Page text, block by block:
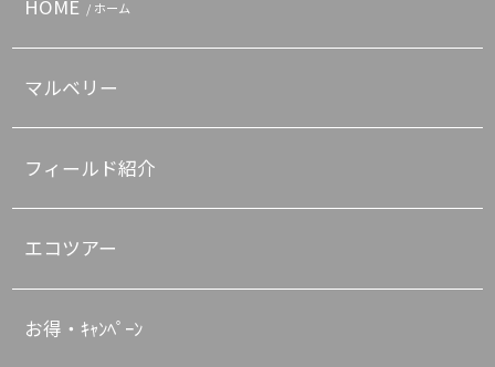
HOME / ホーム
マルベリー
フィールド紹介
エコツアー
お得・ｷｬﾝﾍﾟｰﾝ